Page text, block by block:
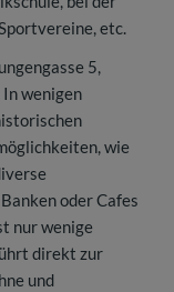
etc.
5,
wenigen
wie
oder Cafes
nur wenige
direkt zur
und